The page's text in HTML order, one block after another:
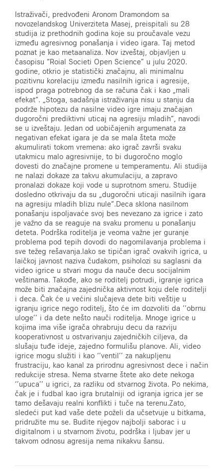
Istraživači, predvođeni Aronom Dramondom sa
novozelandskog Univerziteta Masej, preispitali su 28
studija iz prethodnih godina koje su proučavale vezu
između agresivnog ponašanja i video igara. Taj metod
poznat je kao metaanaliza. Nov izveštaj, objavljen u
časopisu “Roial Societi Open Science” u julu 2020.
godine, otkrio je statistički značajnu, ali minimalnu
pozitivnu korelaciju između nasilnih igrica i agresije,
ispod praga potrebnog da se računa čak i kao „mali
efekat“. „Stoga, sadašnja istraživanja nisu u stanju da
podrže hipotezu da nasilne video igre imaju značajan
dugoročni prediktivni uticaj na agresiju mladih“, navodi
se u izveštaju. Jedan od uobičajenih argumenata za
negativan efekat igara je da se mala šteta može
akumulirati tokom vremena: ako igrač završi svaku
utakmicu malo agresivnije, to bi dugoročno moglo
dovesti do značajne promene u temperamentu. Ali studija
ne nalazi dokaze za takvu akumulaciju, a zapravo
pronalazi dokaze koji vode u suprotnom smeru. Studije
dosledno otkrivaju da su „dugoročni uticaji nasilnih igara
na agresiju mladih blizu nule“.Deca sklona nasilnom
ponašanju ispoljavaće svoj bes nevezano za igrice i zato
je važno da se reaguje na svaku promenu u ponašanju
deteta. Podrška roditelja je veoma važne jer guranje
problema pod tepih dovodi do nagomilavanja problema i
sve težeg rešavanja.Iako se tipičan igrač ovakvih igrica, u
laičkoj javnost naziva čudakom, psiholozi su saglasni da
video igrice u stvari mogu da nauče decu socijalnim
veštinama. Takođe, ako se roditelj potrudi, igranje igrica
može biti značajna zajednička aktivnost koju dele roditelji
i deca. Čak će u većini slučajeva dete biti veštije u
igranju igrice nego roditelj, što će im dozvoliti da ’’obrnu
uloge’’ i da dete nešto nauči roditelja. Mnoge igrice u
kojima ima više igrača ohrabruju decu da razviju
kooperativnost u ostvarivanju zajedničkih ciljeva, da
slušaju tuđe ideje, zajedno formulišu planove. Ali, video
igrice mogu služiti i kao ‘’ventil’’ za nakupljenu
frustraciju, kao kanal za prirodnu agresivnost dece i način
redukcije stresa. Nema stvarne štete ako dete nekoga
‘’upuca’’ u igrici, za razliku od stvarnog života. Po nekima,
čak je i fudbal kao igra brutalniji od igranja igrica jer se
tamo dešavaju realni konflikti i tuče na terenu.Zato,
sledeći put kad vaše dete poželi da učsetvuje u bitkama,
pridružite mu se. Budite njegov najbolji saborac i u
digitalnom i u stvarnom životu, podrška i ljubav jer u
takvom odnosu agresija nema nikakvu šansu.